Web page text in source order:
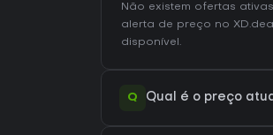
Não existem ofertas
alerta de preço no
disponível.
Q Qual é o preço